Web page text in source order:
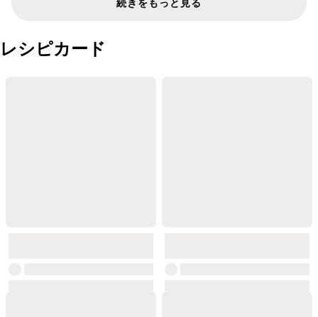
続きをもっと見る
レシピカード